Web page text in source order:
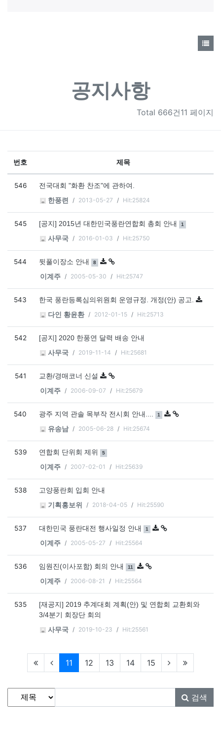
공지사항
Total 666건11 페이지
번호 제목
546
전국대회 "화환 찬조"에 관하여.
한풍련
2013-05-27 Hit:25824
545 [공지] 2015년 대한민국풍란연합회 총회 안내 댓글
1
사무국 2016-01-03 Hit:25750
544 뒷풀이장소 안내 댓글
8 개
이계주 2005-05-30 Hit:25747
543
한국 풍란등록심의위원회 운영규정. 개정(안) 공고.
다인 황윤환
2012-01-15 Hit:25713
542
[공지] 2020 한풍연 달력 배송 안내
사무국
2019-11-14 Hit:25681
541
교환/경매코너 신설
이계주
2006-09-07 Hit:25679
540 광주 지역 관솔 목부작 전시회 안내.... 댓글
1 개
유송남 2005-06-28 Hit:25674
539 연합회 단위회 제위 댓글
5
이계주 2007-02-01 Hit:25639
538
고양풍란회 입회 안내
기획홍보위
2018-04-05 Hit:25590
537 대한민국 풍란대전 행사일정 안내 댓글
1 개
이계주 2005-05-27 Hit:25564
536 임원진(이사포함) 회의 안내 댓글
11 개
이계주 2006-08-21 Hit:25564
535
[재공지] 2019 추계대회 계획(안) 및 연합회 교환회와
3/4분기 회장단 회의
사무국
2019-10-23 Hit:25561
11 현재페이지
12 13 14 15
게시물 검색
검색대상
검색어필수 검색